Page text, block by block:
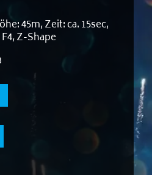
45m, Zeit: ca. 15sec,
Z-Shape